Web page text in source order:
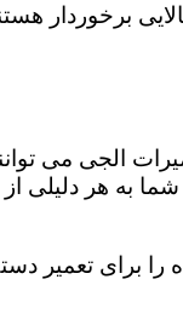
برخوردار
الجی می
به هر دلیلی
برای تعمیر